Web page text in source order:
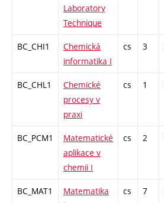
Laboratory
Technique
BC_CHI1
Chemická
informatika I
cs 3
BC_CHL1
Chemické
procesy v
praxi
cs 1
BC_PCM1
Matematické
aplikace v
chemii I
cs 2
BC_MAT1
Matematika
cs 7